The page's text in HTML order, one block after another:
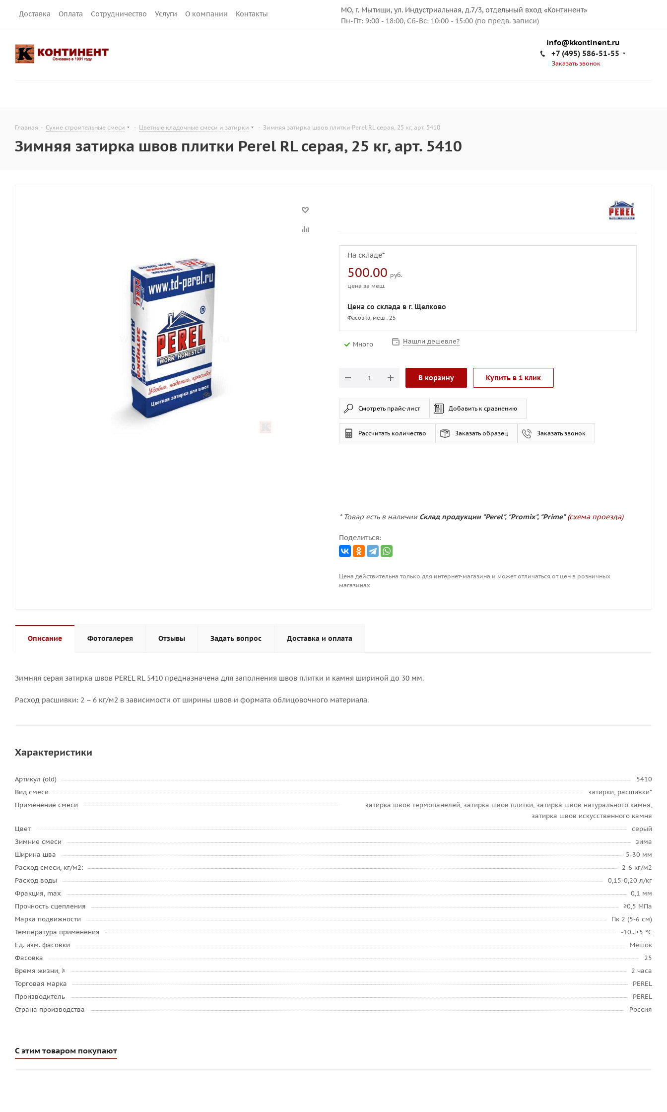
Доставка Оплата Сотрудничество Услуги О компании Контакты
МО, г. Мытищи, ул. Индустриальная, д.7/3, отдельный вход «Континент»
Пн-Пт: 9:00 - 18:00, Сб-Вс: 10:00 - 15:00 (по предв. записи)
info@kkontinent.ru
+7 (495) 586-51-55
Заказать звонок
Главная - Сухие строительные смеси - Цветные кладочные смеси и затирки - Зимняя затирка швов плитки Perel RL серая, 25 кг, арт. 5410
Зимняя затирка швов плитки Perel RL серая, 25 кг, арт. 5410
На складе*
500.00 руб.
цена за меш.
Цена со склада в г. Щелково
Фасовка, меш : 25
Много Нашли дешевле?
В корзину Купить в 1 клик
Смотреть прайс-лист Добавить к сравнению
Рассчитать количество Заказать образец Заказать звонок
* Товар есть в наличии Склад продукции "Perel", "Promix", "Prime" (схема проезда)
Поделиться:
Цена действительна только для интернет-магазина и может отличаться от цен в розничных
магазинах
Описание Фотогалерея Отзывы Задать вопрос Доставка и оплата
Зимняя серая затирка швов PEREL RL 5410 предназначена для заполнения швов плитки и камня шириной до 30 мм.
Расход расшивки: 2 – 6 кг/м2 в зависимости от ширины швов и формата облицовочного материала.
Характеристики
Артикул (old)
5410
Вид смеси
затирки, расшивки*
Применение смеси
затирка швов термопанелей, затирка швов плитки, затирка швов натурального камня,
затирка швов искусственного камня
Цвет
серый
Зимние смеси
зима
Ширина шва
5-30 мм
Расход смеси, кг/м2:
2-6 кг/м2
Расход воды
0,15-0,20 л/кг
Фракция, max
0,1 мм
Прочность сцепления
≥0,5 МПа
Марка подвижности
Пк 2 (5-6 см)
Температура применения
-10...+5 °C
Ед. изм. фасовки
Мешок
Фасовка
25
Время жизни, ≥
2 часа
Торговая марка
PEREL
Производитель
PEREL
Страна производства
Россия
С этим товаром покупают